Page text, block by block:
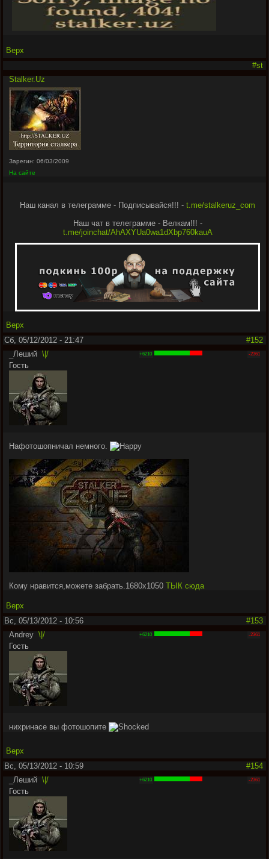
Верх
#st
Stalker.Uz
Зарегин: 06/03/2009
На сайте
Наш канал в телеграмме - Подписывайся!!! - t.me/stalkeruz_com
Наш чат в телеграмме - Велкам!!! -
t.me/joinchat/AhAXYUa0wa1dXbp760kauA
Верх
Сб, 05/12/2012 - 21:47
#152
_Леший \|/
Гость
+6210 -2361
Нафотошопничал немного.
Кому нравится,можете забрать.1680х1050 ТЫК сюда
Верх
Вс, 05/13/2012 - 10:56
#153
Аndrey \|/
Гость
+6210 -2361
нихринасе вы фотошопите
Верх
Вс, 05/13/2012 - 10:59
#154
_Леший \|/
Гость
+6210 -2361